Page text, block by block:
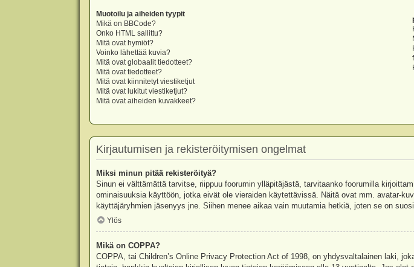
Muotoilu ja aiheiden tyypit
Mikä on BBCode?
Onko HTML sallittu?
Mitä ovat hymiöt?
Voinko lähettää kuvia?
Mitä ovat globaalit tiedotteet?
Mitä ovat tiedotteet?
Mitä ovat kiinnitetyt viestiketjut
Mitä ovat lukitut viestiketjut?
Mitä ovat aiheiden kuvakkeet?
Kirjautumisen ja rekisteröitymisen ongelmat
Miksi minun pitää rekisteröityä?
Sinun ei välttämättä tarvitse, riippuu foorumin ylläpitäjästä, tarvitaanko foorumilla
ominaisuuksia käyttöön, jotka eivät ole vieraiden käytettävissä. Näitä ovat mm. avatar-
käyttäjäryhmien jäsenyys jne. Siihen menee aikaa vain muutamia hetkiä, joten se on
Ylös
Mikä on COPPA?
COPPA, tai Children’s Online Privacy Protection Act of 1998, on yhdysvaltalainen laki,